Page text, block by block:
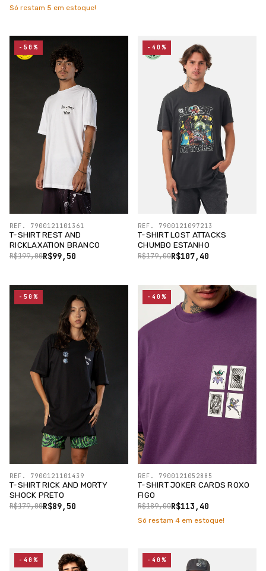
Só restam 5 em estoque!
T-SHIRT REST AND
RICKLAXATION BRANCO
R$99,50
R$199,00
REF. 7900121101361
-50%
T-SHIRT LOST ATTACKS
CHUMBO ESTANHO
R$107,40
R$179,00
REF. 7900121097213
-40%
T-SHIRT RICK AND MORTY
SHOCK PRETO
R$89,50
R$179,00
REF. 7900121101439
-50%
T-SHIRT JOKER CARDS ROXO
FIGO
R$113,40
R$189,00
REF. 7900121052885
-40%
Só restam 4 em estoque!
-40% -40%